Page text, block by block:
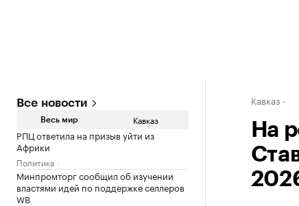
Все новости
Весь мир Кавказ
РПЦ ответила на призыв уйти из
Африки
Политика
Минпромторг сообщил об изучении
властями идей по поддержке селлеров
WB
Кавказ
На